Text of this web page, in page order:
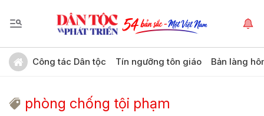
Công tác Dân tộc Tín ngưỡng tôn giáo Bản làng
phòng chống tội phạm